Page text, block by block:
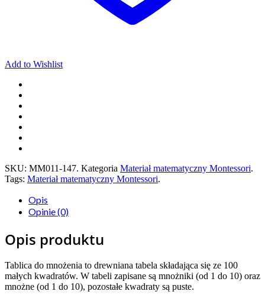
Add to Wishlist
SKU: MM011-147. Kategoria Materiał matematyczny Montessori.
Tags: Materiał matematyczny Montessori.
Opis
Opinie (0)
Opis produktu
Tablica do mnożenia to drewniana tabela składająca się ze 100
małych kwadratów. W tabeli zapisane są mnożniki (od 1 do 10) oraz
mnożne (od 1 do 10), pozostałe kwadraty są puste.